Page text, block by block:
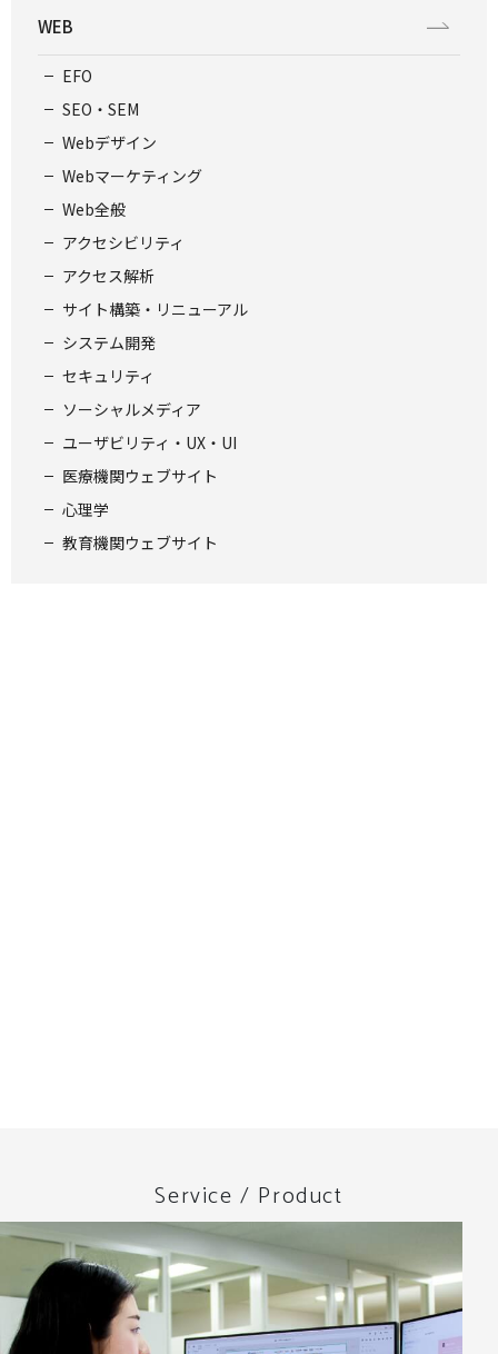
WEB
EFO
SEO・SEM
Webデザイン
Webマーケティング
Web全般
アクセシビリティ
アクセス解析
サイト構築・リニューアル
システム開発
セキュリティ
ソーシャルメディア
ユーザビリティ・UX・UI
医療機関ウェブサイト
心理学
教育機関ウェブサイト
Service / Product